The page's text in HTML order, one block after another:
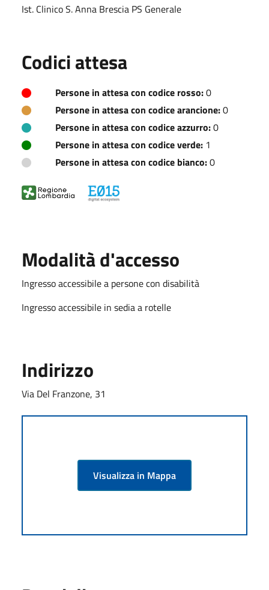
Ist. Clinico S. Anna Brescia PS Generale
Codici attesa
Persone in attesa con codice rosso:0
Persone in attesa con codice arancione:0
Persone in attesa con codice azzurro:0
Persone in attesa con codice verde: 1
Persone in attesa con codice bianco:0
Modalità d'accesso
Ingresso accessibile a persone con disabilità
Ingresso accessibile in sedia a rotelle
Indirizzo
Via Del Franzone, 31
Visualizza in Mappa